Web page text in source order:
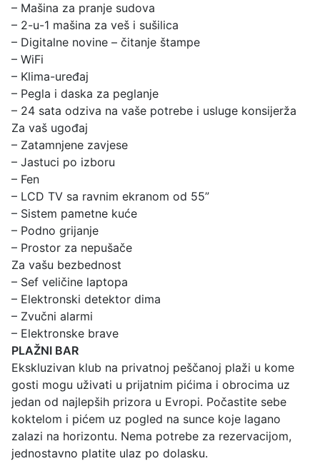
– Mašina za pranje sudova
– 2-u-1 mašina za veš i sušilica
– Digitalne novine – čitanje štampe
– WiFi
– Klima-uređaj
– Pegla i daska za peglanje
– 24 sata odziva na vaše potrebe i usluge konsijerža
Za vaš ugođaj
– Zatamnjene zavjese
– Jastuci po izboru
– Fen
– LCD TV sa ravnim ekranom od 55”
– Sistem pametne kuće
– Podno grijanje
– Prostor za nepušače
Za vašu bezbednost
– Sef veličine laptopa
– Elektronski detektor dima
– Zvučni alarmi
– Elektronske brave
PLAŽNI BAR
Ekskluzivan klub na privatnoj peščanoj plaži u kome
gosti mogu uživati u prijatnim pićima i obrocima uz
jedan od najlepših prizora u Evropi. Počastite sebe
koktelom i pićem uz pogled na sunce koje lagano
zalazi na horizontu. Nema potrebe za rezervacijom,
jednostavno platite ulaz po dolasku.